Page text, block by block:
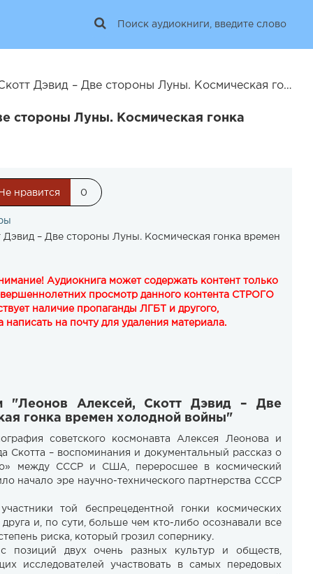
– Две стороны Луны. Космическая гонка времен холодной войны | 25967
стороны Луны. Космическая гонка
Не нравится 0
Дэвид – Две стороны Луны. Космическая гонка времен
Аудиокнига может содержать контент только
просмотр данного контента СТРОГО
наличие пропаганды ЛГБТ и другого,
на почту для удаления материала.
"Леонов Алексей, Скотт Дэвид – Две
гонка времен холодной войны"
советского космонавта Алексея Леонова и
Скотта – воспоминания и документальный рассказ о
между СССР и США, переросшее в космический
начало эре научно-технического партнерства СССР
той беспрецедентной гонки космических
и, по сути, больше чем кто-либо осознавали все
риска, который грозил сопернику.
позиций двух очень разных культур и обществ,
исследователей участвовать в самых передовых